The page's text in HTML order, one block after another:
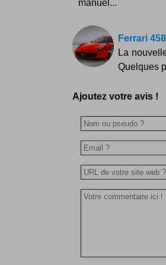
manuel...
Ferrari
La
Quelques
Ajoutez votre avis !